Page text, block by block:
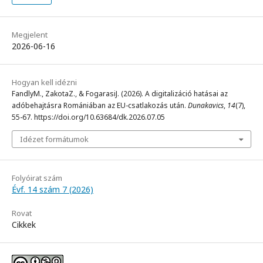
Megjelent
2026-06-16
Hogyan kell idézni
FandlyM., ZakotaZ., & FogarasiJ. (2026). A digitalizáció hatásai az
adóbehajtásra Romániában az EU-csatlakozás után. Dunakavics, 14(7),
55-67. https://doi.org/10.63684/dk.2026.07.05
Idézet formátumok
Folyóirat szám
Évf. 14 szám 7 (2026)
Rovat
Cikkek